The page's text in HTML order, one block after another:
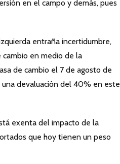
en el campo y demás, pues
entraña incertidumbre,
en medio de la
de cambio el 7 de agosto de
devaluación del 40% en este
exenta del impacto de la
que hoy tienen un peso